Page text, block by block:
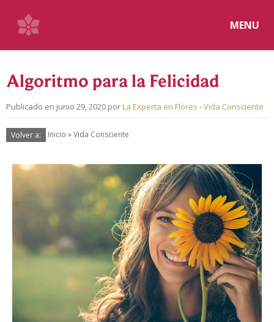
MENU
Algoritmo para la Felicidad
Publicado en junio 29, 2020 porLa Experta en Flores -Vida Consciente
Volver a: Inicio »Vida Consciente